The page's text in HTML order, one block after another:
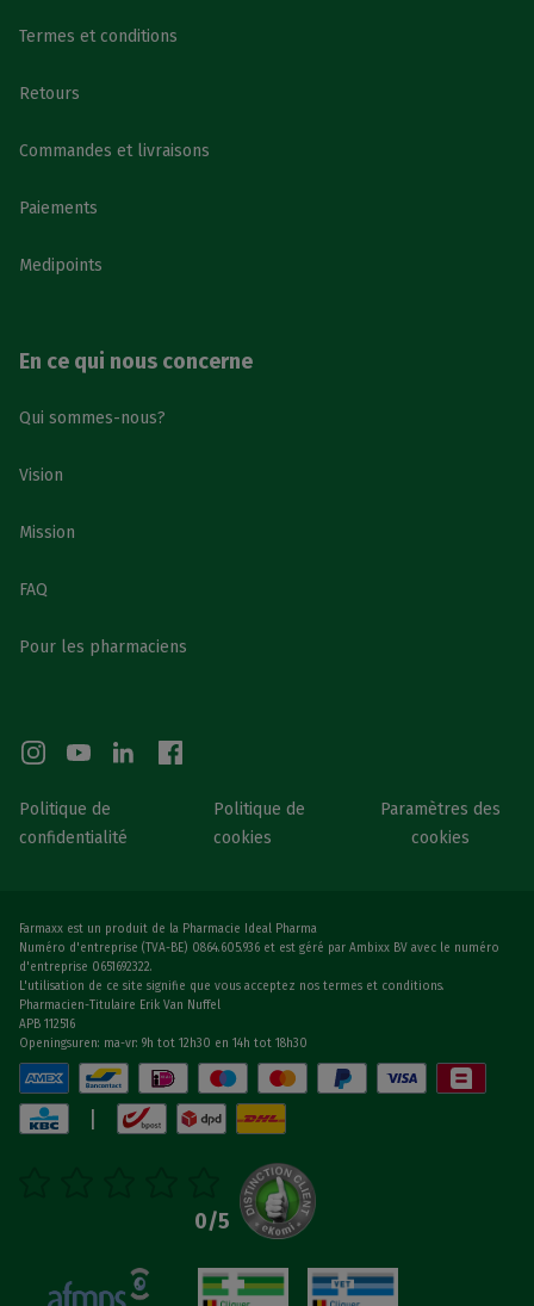
Termes et conditions
Retours
Commandes et livraisons
Paiements
Medipoints
En ce qui nous concerne
Qui sommes-nous?
Vision
Mission
FAQ
Pour les pharmaciens
Politique de
confidentialité
Politique de
cookies
Paramètres des
cookies
Farmaxx est un produit de la Pharmacie Ideal Pharma
Numéro d'entreprise (TVA-BE) 0864.605.936 et est géré par Ambixx BV avec le numéro
d'entreprise 0651692322.
L'utilisation de ce site signifie que vous acceptez nos termes et conditions.
Pharmacien-Titulaire Erik Van Nuffel
APB 112516
Openingsuren: ma-vr: 9h tot 12h30 en 14h tot 18h30
0/5